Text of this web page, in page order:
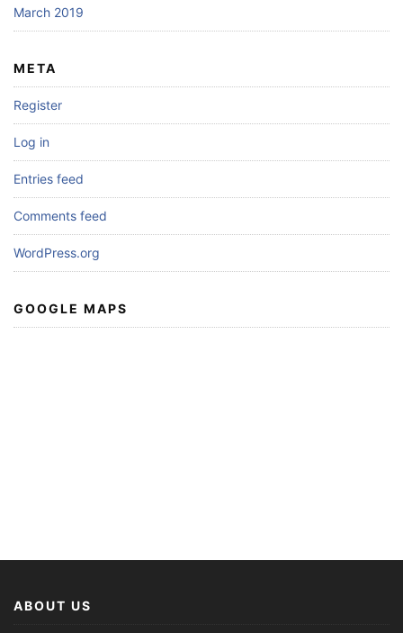
March 2019
META
Register
Log in
Entries feed
Comments feed
WordPress.org
GOOGLE MAPS
ABOUT US